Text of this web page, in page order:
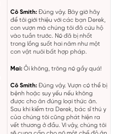
Cô Smith: Đúng vậy. Bây giờ hãy
để tôi giới thiệu với các bạn Derek,
con vượn mà chúng tôi đã cứu hộ
vào tuần trước. Nó đã bị nhốt
trong lồng suốt hai năm như một
con vật nuôi bất hợp pháp.
Mai: Ôi không, trông nó gầy quá!
Cô Smith: Đúng vậy. Vượn có thể bị
bệnh hoặc suy yếu nếu không
được cho ăn đúng loại thức ăn.
Sau khi kiểm tra Derek, bác sĩ thú y
của chúng tôi cũng phát hiện ra
vết thương ở đầu. Vì vậy, chúng tôi